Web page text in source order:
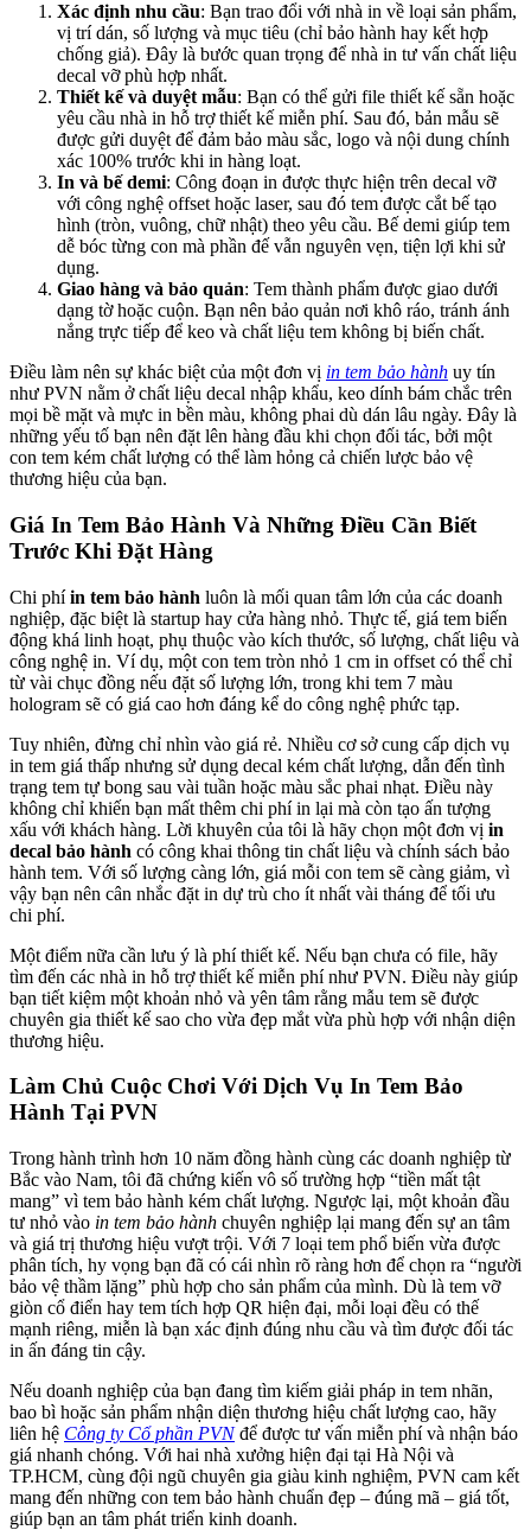
Xác định nhu cầu: Bạn trao đổi với nhà in về loại sản phẩm,
vị trí dán, số lượng và mục tiêu (chỉ bảo hành hay kết hợp
chống giả). Đây là bước quan trọng để nhà in tư vấn chất liệu
decal vỡ phù hợp nhất.
Thiết kế và duyệt mẫu: Bạn có thể gửi file thiết kế sẵn hoặc
yêu cầu nhà in hỗ trợ thiết kế miễn phí. Sau đó, bản mẫu sẽ
được gửi duyệt để đảm bảo màu sắc, logo và nội dung chính
xác 100% trước khi in hàng loạt.
In và bế demi: Công đoạn in được thực hiện trên decal vỡ
với công nghệ offset hoặc laser, sau đó tem được cắt bế tạo
hình (tròn, vuông, chữ nhật) theo yêu cầu. Bế demi giúp tem
dễ bóc từng con mà phần đế vẫn nguyên vẹn, tiện lợi khi sử
dụng.
Giao hàng và bảo quản: Tem thành phẩm được giao dưới
dạng tờ hoặc cuộn. Bạn nên bảo quản nơi khô ráo, tránh ánh
nắng trực tiếp để keo và chất liệu tem không bị biến chất.
Điều làm nên sự khác biệt của một đơn vị in tem bảo hành uy tín
như PVN nằm ở chất liệu decal nhập khẩu, keo dính bám chắc trên
mọi bề mặt và mực in bền màu, không phai dù dán lâu ngày. Đây là
những yếu tố bạn nên đặt lên hàng đầu khi chọn đối tác, bởi một
con tem kém chất lượng có thể làm hỏng cả chiến lược bảo vệ
thương hiệu của bạn.
Giá In Tem Bảo Hành Và Những Điều Cần Biết
Trước Khi Đặt Hàng
Chi phíin tem bảo hành luôn là mối quan tâm lớn của các doanh
nghiệp, đặc biệt là startup hay cửa hàng nhỏ. Thực tế, giá tem biến
động khá linh hoạt, phụ thuộc vào kích thước, số lượng, chất liệu và
công nghệ in. Ví dụ, một con tem tròn nhỏ 1 cm in offset có thể chỉ
từ vài chục đồng nếu đặt số lượng lớn, trong khi tem 7 màu
hologram sẽ có giá cao hơn đáng kể do công nghệ phức tạp.
Tuy nhiên, đừng chỉ nhìn vào giá rẻ. Nhiều cơ sở cung cấp dịch vụ
in tem giá thấp nhưng sử dụng decal kém chất lượng, dẫn đến tình
trạng tem tự bong sau vài tuần hoặc màu sắc phai nhạt. Điều này
không chỉ khiến bạn mất thêm chi phí in lại mà còn tạo ấn tượng
xấu với khách hàng. Lời khuyên của tôi là hãy chọn một đơn vị in
decal bảo hành có công khai thông tin chất liệu và chính sách bảo
hành tem. Với số lượng càng lớn, giá mỗi con tem sẽ càng giảm, vì
vậy bạn nên cân nhắc đặt in dự trù cho ít nhất vài tháng để tối ưu
chi phí.
Một điểm nữa cần lưu ý là phí thiết kế. Nếu bạn chưa có file, hãy
tìm đến các nhà in hỗ trợ thiết kế miễn phí như PVN. Điều này giúp
bạn tiết kiệm một khoản nhỏ và yên tâm rằng mẫu tem sẽ được
chuyên gia thiết kế sao cho vừa đẹp mắt vừa phù hợp với nhận diện
thương hiệu.
Làm Chủ Cuộc Chơi Với Dịch Vụ In Tem Bảo
Hành Tại PVN
Trong hành trình hơn 10 năm đồng hành cùng các doanh nghiệp từ
Bắc vào Nam, tôi đã chứng kiến vô số trường hợp “tiền mất tật
mang” vì tem bảo hành kém chất lượng. Ngược lại, một khoản đầu
tư nhỏ vào in tem bảo hành chuyên nghiệp lại mang đến sự an tâm
và giá trị thương hiệu vượt trội. Với 7 loại tem phổ biến vừa được
phân tích, hy vọng bạn đã có cái nhìn rõ ràng hơn để chọn ra “người
bảo vệ thầm lặng” phù hợp cho sản phẩm của mình. Dù là tem vỡ
giòn cổ điển hay tem tích hợp QR hiện đại, mỗi loại đều có thế
mạnh riêng, miễn là bạn xác định đúng nhu cầu và tìm được đối tác
in ấn đáng tin cậy.
Nếu doanh nghiệp của bạn đang tìm kiếm giải pháp in tem nhãn,
bao bì hoặc sản phẩm nhận diện thương hiệu chất lượng cao, hãy
liên hệ Công ty Cổ phần PVNđể được tư vấn miễn phí và nhận báo
giá nhanh chóng. Với hai nhà xưởng hiện đại tại Hà Nội và
TP.HCM, cùng đội ngũ chuyên gia giàu kinh nghiệm, PVN cam kết
mang đến những con tem bảo hành chuẩn đẹp – đúng mã – giá tốt,
giúp bạn an tâm phát triển kinh doanh.